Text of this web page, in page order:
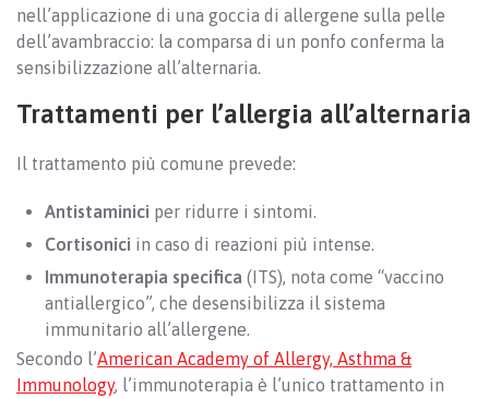
nell’applicazione di una goccia di allergene sulla pelle
dell’avambraccio: la comparsa di un ponfo conferma la
sensibilizzazione all’alternaria.
Trattamenti per l’allergia all’alternaria
Il trattamento più comune prevede:
Antistaminici per ridurre i sintomi.
Cortisonici in caso di reazioni più intense.
Immunoterapia specifica (ITS), nota come “vaccino
antiallergico”, che desensibilizza il sistema
immunitario all’allergene.
Secondo l’American Academy of Allergy, Asthma &
Immunology, l’immunoterapia è l’unico trattamento in